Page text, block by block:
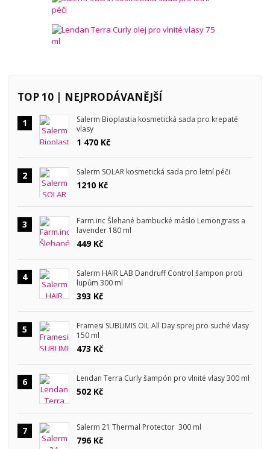
TOP 10 | NEJPRODÁVANĚJŠÍ
1
Salerm Bioplastia kosmetická sada pro krepaté
vlasy
1 470 Kč
2 Salerm SOLAR kosmetická sada pro letní péči
1210 Kč
3
Farm.inc Šlehané bambucké máslo Lemongrass a
lavender 180 ml
449 Kč
4
Salerm HAIR LAB Dandruff Control šampon proti
lupům 300 ml
393 Kč
5
Framesi SUBLIMIS OIL All Day sprej pro suché vlasy
150 ml
473 Kč
6 Lendan Terra Curly šampón pro vlnité vlasy 300 ml
502 Kč
7 Salerm 21 Thermal Protector 300 ml
796 Kč